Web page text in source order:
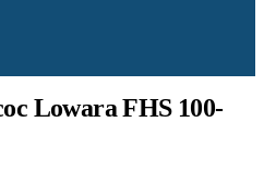
Lowara FHS 100-